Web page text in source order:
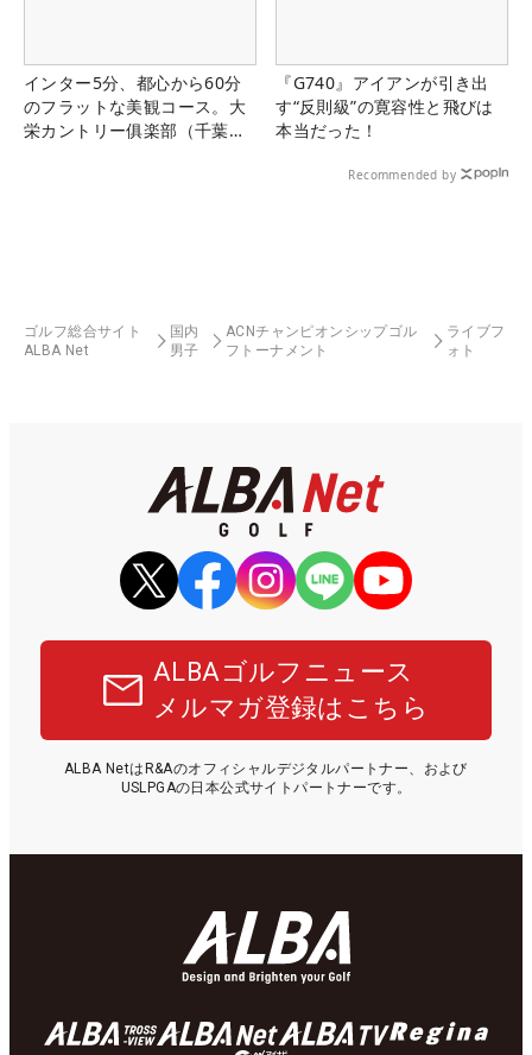
インター5分、都心から60分
のフラットな美観コース。大
栄カントリー俱楽部（千葉
『G740』アイアンが引き出
す“反則級”の寛容性と飛びは
本当だった！
Recommended by
ゴルフ総合サイト
ALBA Net
国内
男子
ACNチャンピオンシップゴル
フトーナメント
ライブフ
ォト
ALBAゴルフニュース
メルマガ登録はこちら
ALBA NetはR&Aのオフィシャルデジタルパートナー、および
USLPGAの日本公式サイトパートナーです。